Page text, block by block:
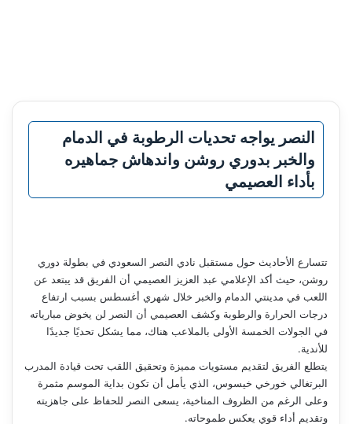
النصر يواجه تحديات الرطوبة في الدمام
والخبر بدوري روشن واندهاش جماهيره
بأداء العصيمي
تتسارع الأحاديث حول مستقبل نادي النصر السعودي في بطولة دوري
روشن، حيث أكد الإعلامي عبد العزيز العصيمي أن الفريق قد يبتعد عن
اللعب في مدينتي الدمام والخبر خلال شهري أغسطس بسبب ارتفاع
درجات الحرارة والرطوبة وكشف العصيمي أن النصر لن يخوض مبارياته
في الجولات الخمسة الأولى بالملاعب هناك، مما يشكل تحديًا جديدًا
للأندية.
يتطلع الفريق لتقديم مستويات مميزة وتحقيق اللقب تحت قيادة المدرب
البرتغالي خورخي خيسوس، الذي يأمل أن تكون بداية الموسم مثمرة
وعلى الرغم من الظروف المناخية، يسعى النصر للحفاظ على جاهزيته
وتقديم أداء قوي يعكس طموحاته.